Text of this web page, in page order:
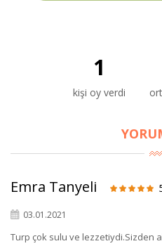
1
kişi oy verdi
Emra Tanyeli
03.01.2021
Turp çok sulu ve lezzetiydi.Sizden
BU HAFTANIN